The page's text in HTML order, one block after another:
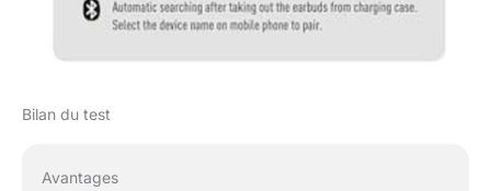
Bilan du test
Avantages